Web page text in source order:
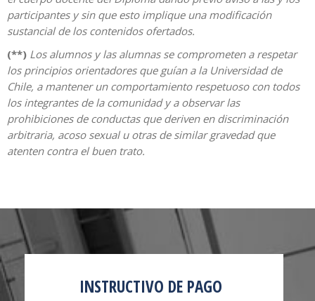
participantes y sin que esto implique una modificación
sustancial de los contenidos ofertados.
(**) Los alumnos y las alumnas se comprometen a respetar
los principios orientadores que guían a la Universidad de
Chile, a mantener un comportamiento respetuoso con todos
los integrantes de la comunidad y a observar las
prohibiciones de conductas que deriven en discriminación
arbitraria, acoso sexual u otras de similar gravedad que
atenten contra el buen trato.
INSTRUCTIVO DE PAGO